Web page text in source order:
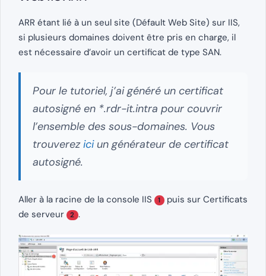
ARR étant lié à un seul site (Défault Web Site) sur IIS,
si plusieurs domaines doivent être pris en charge, il
est nécessaire d’avoir un certificat de type SAN.
Pour le tutoriel, j’ai généré un certificat
autosigné en *.rdr-it.intra pour couvrir
l’ensemble des sous-domaines. Vous
trouvereziciun générateur de certificat
autosigné.
Aller à la racine de la console IIS 1 puis sur Certificats
de serveur
2 .